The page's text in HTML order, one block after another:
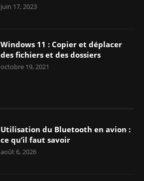
juin 17, 2023
Windows 11 : Copier et déplacer
des fichiers et des dossiers
octobre 19, 2021
Utilisation du Bluetooth en avion :
ce qu’il faut savoir
août 6, 2026